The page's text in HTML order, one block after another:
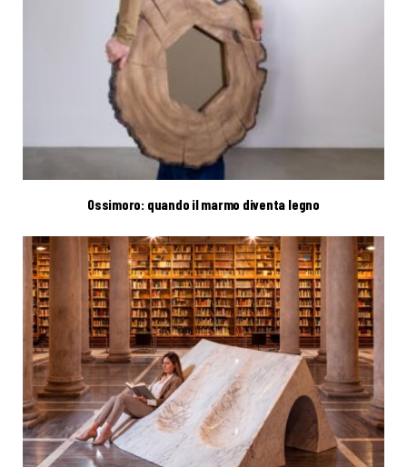
Ossimoro: quando il marmo diventa legno